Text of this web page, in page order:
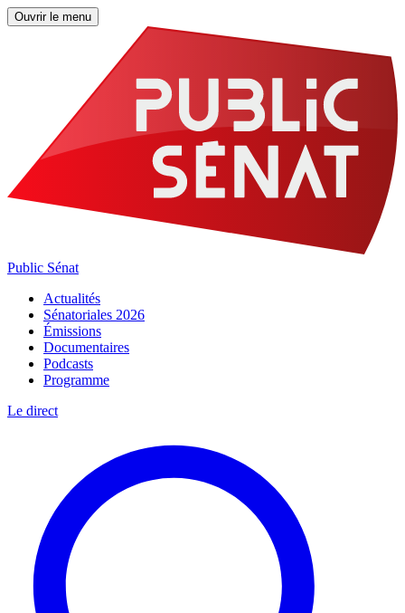
Ouvrir le menu
Public Sénat
Actualités
Sénatoriales 2026
Émissions
Documentaires
Podcasts
Programme
Le direct